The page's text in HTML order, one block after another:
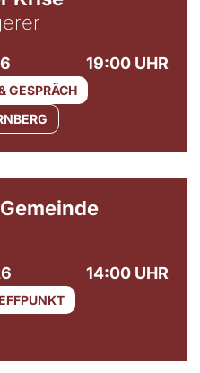
19:00 UHR
GESPRÄCH
14:00 UHR